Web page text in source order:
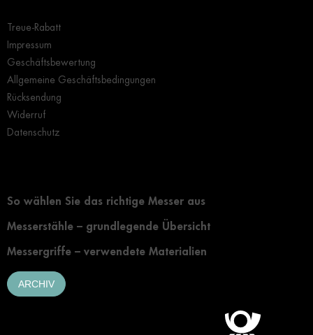
Treue-Rabatt
Impressum
Geschäftsbewertung
Allgemeine Geschäftsbedingungen
Rücksendung
Widerruf
Datenschutz
So wählen Sie das richtige Messer aus
Messerstähle – grundlegende Übersicht
Messergriffe – verwendete Materialien
ARCHIV